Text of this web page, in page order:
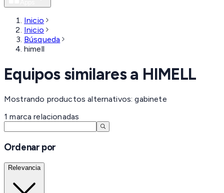
Inicio
Inicio
Búsqueda
himell
Equipos similares a HIMELL
Mostrando productos alternativos: gabinete
1 marca relacionadas
Ordenar por
Relevancia